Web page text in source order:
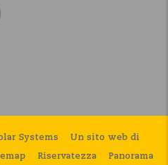
Systems
Riservatezza
Un sito web di
Panorama